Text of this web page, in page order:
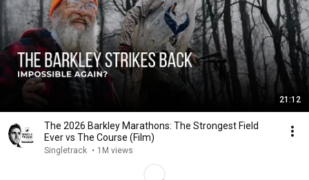
21:12
The 2026 Barkley Marathons: The Strongest Field
Ever vs The Course (Film)
Singletrack • 1M views